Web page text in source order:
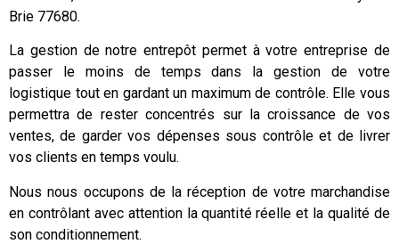
Brie 77680.
La gestion de notre entrepôt permet à votre entreprise de
passer le moins de temps dans la gestion de votre
logistique tout en gardant un maximum de contrôle. Elle vous
permettra de rester concentrés sur la croissance de vos
ventes, de garder vos dépenses sous contrôle et de livrer
vos clients en temps voulu.
Nous nous occupons de la réception de votre marchandise
en contrôlant avec attention la quantité réelle et la qualité de
son conditionnement.